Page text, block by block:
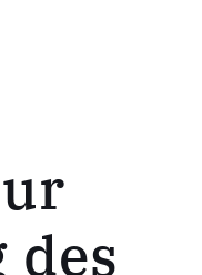
des